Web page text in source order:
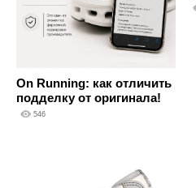
On Running: как отличить
подделку от оригинала!
546